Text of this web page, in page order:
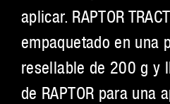
aplicar. RAPTOR
empaquetado en una
resellable de 200 g y
de RAPTOR para una